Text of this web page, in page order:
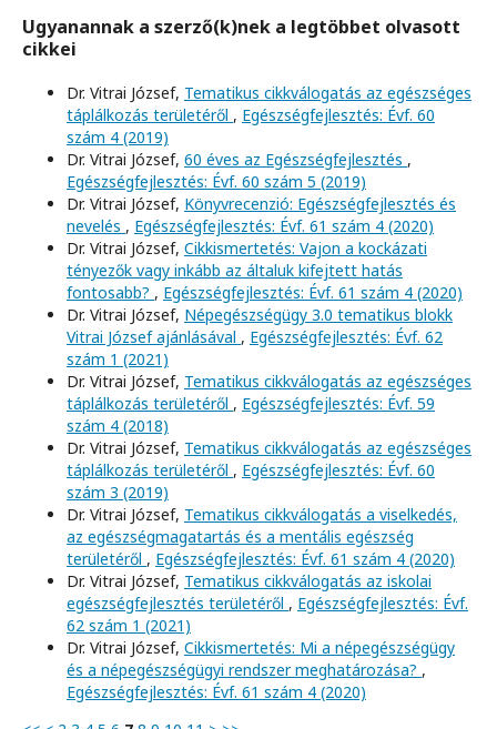
Ugyanannak a szerző(k)nek a legtöbbet olvasott
cikkei
Dr. Vitrai József, Tematikus cikkválogatás az egészséges
táplálkozás területéről , Egészségfejlesztés: Évf. 60
szám 4 (2019)
Dr. Vitrai József, 60 éves az Egészségfejlesztés ,
Egészségfejlesztés: Évf. 60 szám 5 (2019)
Dr. Vitrai József, Könyvrecenzió: Egészségfejlesztés és
nevelés , Egészségfejlesztés: Évf. 61 szám 4 (2020)
Dr. Vitrai József, Cikkismertetés: Vajon a kockázati
tényezők vagy inkább az általuk kifejtett hatás
fontosabb? , Egészségfejlesztés: Évf. 61 szám 4 (2020)
Dr. Vitrai József, Népegészségügy 3.0 tematikus blokk
Vitrai József ajánlásával , Egészségfejlesztés: Évf. 62
szám 1 (2021)
Dr. Vitrai József, Tematikus cikkválogatás az egészséges
táplálkozás területéről , Egészségfejlesztés: Évf. 59
szám 4 (2018)
Dr. Vitrai József, Tematikus cikkválogatás az egészséges
táplálkozás területéről , Egészségfejlesztés: Évf. 60
szám 3 (2019)
Dr. Vitrai József, Tematikus cikkválogatás a viselkedés,
az egészségmagatartás és a mentális egészség
területéről , Egészségfejlesztés: Évf. 61 szám 4 (2020)
Dr. Vitrai József, Tematikus cikkválogatás az iskolai
egészségfejlesztés területéről , Egészségfejlesztés: Évf.
62 szám 1 (2021)
Dr. Vitrai József, Cikkismertetés: Mi a népegészségügy
és a népegészségügyi rendszer meghatározása? ,
Egészségfejlesztés: Évf. 61 szám 4 (2020)